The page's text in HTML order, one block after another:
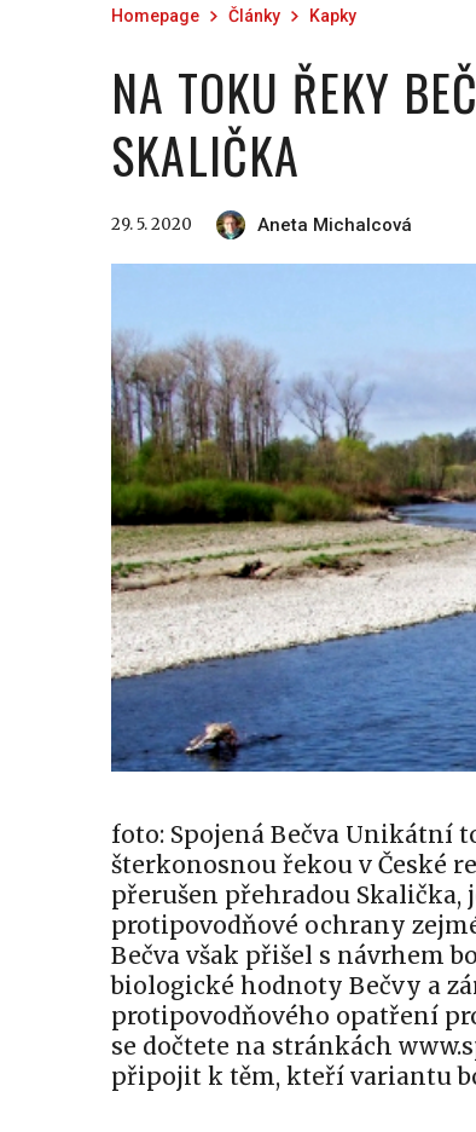
Homepage Články Kapky
NA TOKU ŘEKY
SKALIČKA
29. 5. 2020 Aneta Michalcová
foto: Spojená Bečva Unikátní
šterkonosnou řekou v České
přerušen přehradou
protipovodňové ochrany
Bečva však přišel s návrhem
biologické hodnoty Bečvy a
protipovodňového opatření
se dočtete na stránkách
připojit k těm, kteří variantu